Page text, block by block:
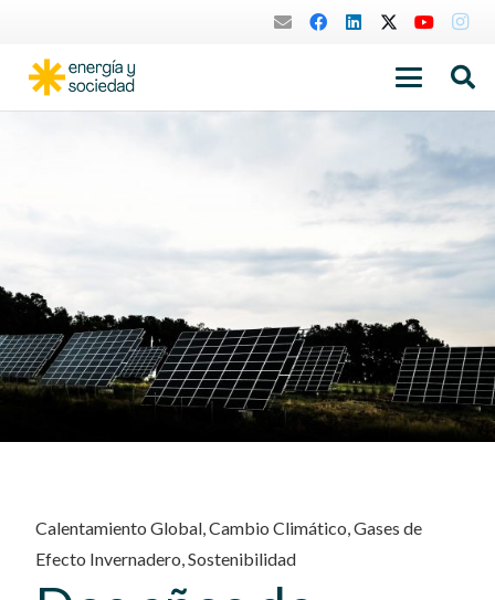
Calentamiento Global,Cambio Climático,Gases de
Efecto Invernadero,Sostenibilidad